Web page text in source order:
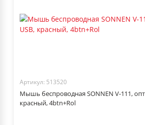
Артикул: 513520
Мышь беспроводная SONNEN V-111,
красный, 4btn+Rol